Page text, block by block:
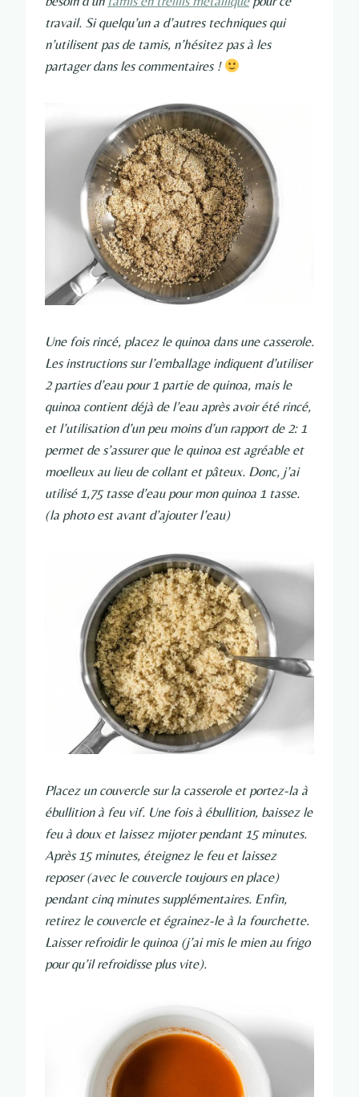
travail. Si quelqu’un a d’autres techniques qui
n’utilisent pas de tamis, n’hésitez pas à les
partager dans les commentaires !
Une fois rincé, placez le quinoa dans une casserole.
Les instructions sur l’emballage indiquent d’utiliser
2 parties d’eau pour 1 partie de quinoa, mais le
quinoa contient déjà de l’eau après avoir été rincé,
et l’utilisation d’un peu moins d’un rapport de 2: 1
permet de s’assurer que le quinoa est agréable et
moelleux au lieu de collant et pâteux. Donc, j’ai
utilisé 1,75 tasse d’eau pour mon quinoa 1 tasse.
(la photo est avant d’ajouter l’eau)
Placez un couvercle sur la casserole et portez-la à
ébullition à feu vif. Une fois à ébullition, baissez le
feu à doux et laissez mijoter pendant 15 minutes.
Après 15 minutes, éteignez le feu et laissez
reposer (avec le couvercle toujours en place)
pendant cinq minutes supplémentaires. Enfin,
retirez le couvercle et égrainez-le à la fourchette.
Laisser refroidir le quinoa (j’ai mis le mien au frigo
pour qu’il refroidisse plus vite).